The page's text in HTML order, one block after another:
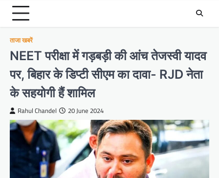
ताजा खबरें
NEET परीक्षा में गड़बड़ी की आंच तेजस्वी यादव
पर, बिहार के डिप्टी सीएम का दावा- RJD नेता
के सहयोगी हैं शामिल
Rahul Chandel 20 June 2024